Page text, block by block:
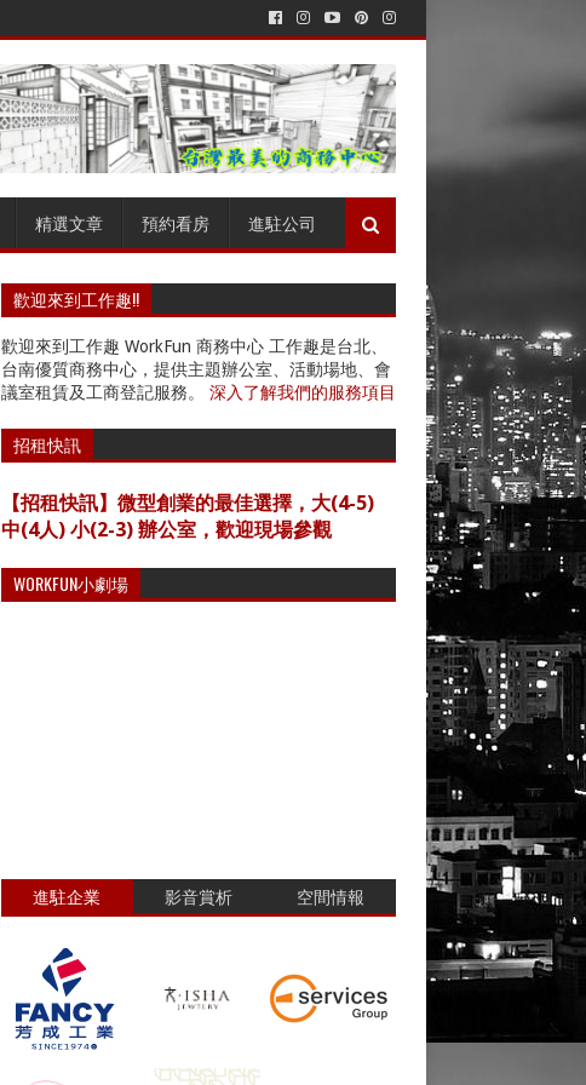
精選文章 預約看房 進駐公司
歡迎來到工作趣!!
歡迎來到工作趣 WorkFun 商務中心 工作趣是台北、
台南優質商務中心，提供主題辦公室、活動場地、會
議室租賃及工商登記服務。 深入了解我們的服務項目
招租快訊
【招租快訊】微型創業的最佳選擇，大(4-5)
中(4人) 小(2-3) 辦公室，歡迎現場參觀
WORKFUN小劇場
進駐企業 影音賞析 空間情報